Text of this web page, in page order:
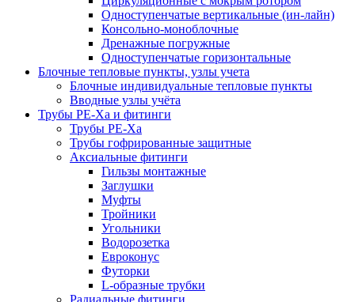
Одноступенчатые вертикальные (ин-лайн)
Консольно-моноблочные
Дренажные погружные
Одноступенчатые горизонтальные
Блочные тепловые пункты, узлы учета
Блочные индивидуальные тепловые пункты
Вводные узлы учёта
Трубы РЕ-Ха и фитинги
Трубы РЕ-Ха
Трубы гофрированные защитные
Аксиальные фитинги
Гильзы монтажные
Заглушки
Муфты
Тройники
Угольники
Водорозетка
Евроконус
Футорки
L-образные трубки
Радиальные фитинги